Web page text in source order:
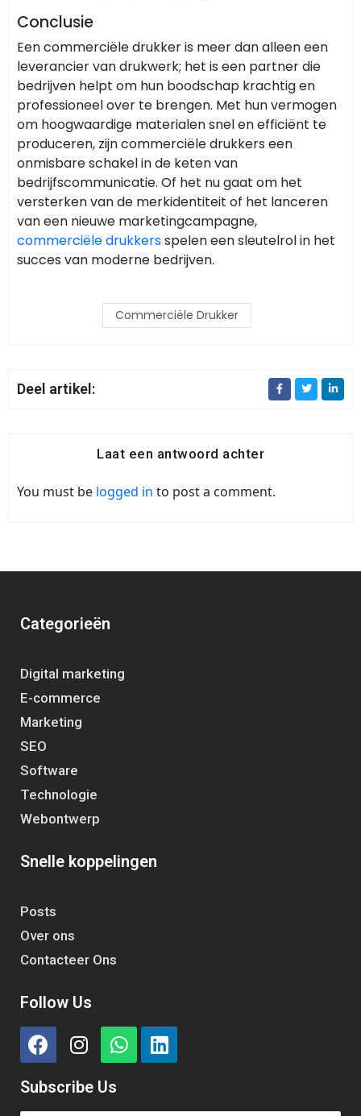
Conclusie
Een commerciële drukker is meer dan alleen een
leverancier van drukwerk; het is een partner die
bedrijven helpt om hun boodschap krachtig en
professioneel over te brengen. Met hun vermogen
om hoogwaardige materialen snel en efficiënt te
produceren, zijn commerciële drukkers een
onmisbare schakel in de keten van
bedrijfscommunicatie. Of het nu gaat om het
versterken van de merkidentiteit of het lanceren
van een nieuwe marketingcampagne,
commerciële drukkersspelen een sleutelrol in het
succes van moderne bedrijven.
Commerciële Drukker
Deel artikel:
Laat een antwoord achter
You must be logged in to post a comment.
Categorieën
Digital marketing
E-commerce
Marketing
SEO
Software
Technologie
Webontwerp
Snelle koppelingen
Posts
Over ons
Contacteer Ons
Follow Us
Subscribe Us